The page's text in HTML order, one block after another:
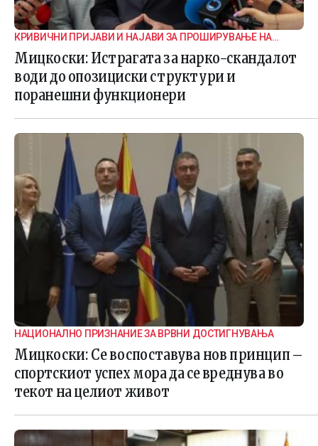
КРИВИЧНИ ПРИЈАВИ И НАЈАВИ ЗА ПРОШИРУВАЊЕ НА
ИСТРАГАТА
Мицкоски: Истрагата за нарко-скандалот
води до опозициски структури и
поранешни функционери
НАЦИОНАЛНО ПРИЗНАНИЕ ЗА ВРВНИ ДОСТИГНУВАЊА
Мицкоски: Се воспоставува нов принцип –
спортскиот успех мора да се вреднува во
текот на целиот живот